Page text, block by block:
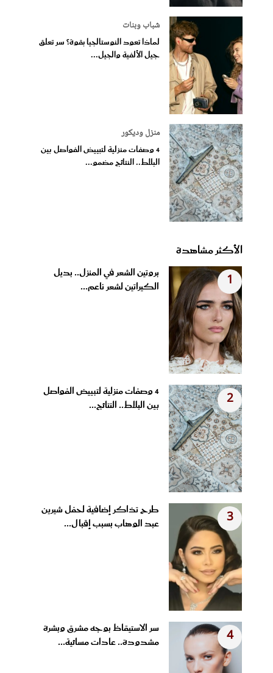
شباب وبنات
لماذا تعود النوستالجيا بقوة؟ سر تعلق
جيل الألفية والجيل...
منزل وديكور
4 وصفات منزلية لتبييض الفواصل بين
البلاط.. النتائج مضمو...
الأكثر مشاهدة
1
بروتين الشعر في المنزل.. بديل
الكيراتين لشعر ناعم...
2
4 وصفات منزلية لتبييض الفواصل
بين البلاط.. النتائج...
3
طرح تذاكر إضافية لحفل شيرين
عبد الوهاب بسبب إقبال...
4
سر الاستيقاظ بوجه مشرق وبشرة
مشدودة.. عادات مسائية...